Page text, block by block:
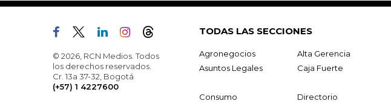
© 2026, RCN Medios. Todos
los derechos reservados.
Cr. 13a 37-32, Bogotá
(+57) 1 4227600
TODAS LAS SECCIONES
Agronegocios Alta Gerencia
Asuntos Legales
Caja Fuerte
Consumo
Directorio